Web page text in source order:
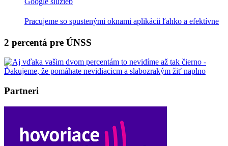
Pracujeme so spustenými oknami aplikácii ľahko a efektívne
2 percentá pre ÚNSS
Partneri